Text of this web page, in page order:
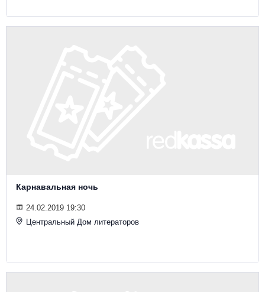
Карнавальная ночь
24.02.2019 19:30
Центральный Дом литераторов